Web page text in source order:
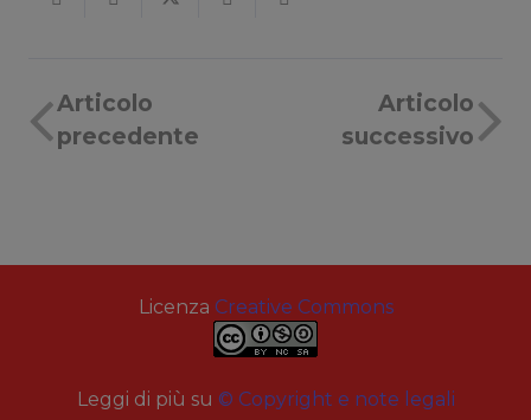
Articolo
precedente
Articolo
successivo
Licenza Creative Commons
Leggi di più su © Copyright e note legali